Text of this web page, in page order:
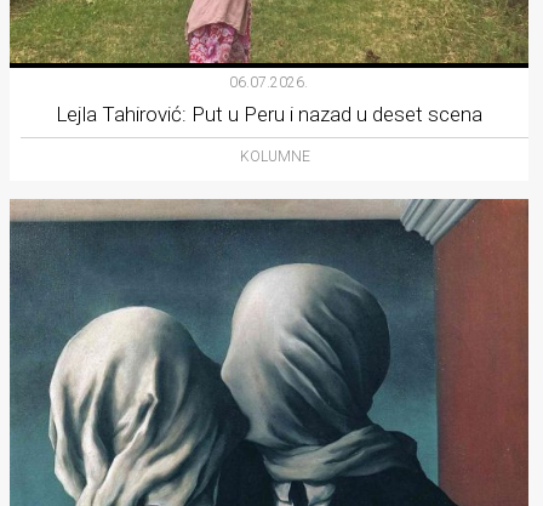
06.07.2026.
Lejla Tahirović: Put u Peru i nazad u deset scena
KOLUMNE